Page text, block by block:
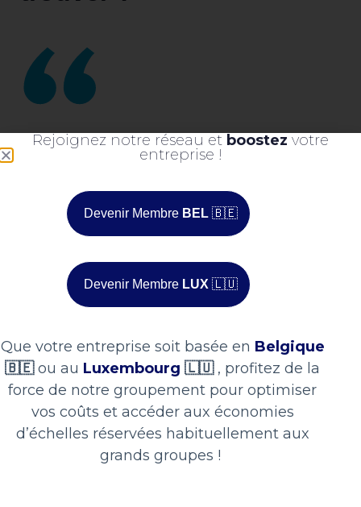
Nous avons déjà
commencé à créer des
liens utiles et nous
sommes convaincus que
ce partenariat s’inscrira
Nous voyons dans Widoounlevier puissantpour accélérer
notredéveloppement. Le premier avantage concret est la
mutualisation des achats, qui nous permet de proposer à
Rejoignez notre réseau et boostez votre
entreprise !
Devenir Membre BEL🇧🇪
Devenir Membre LUX🇱🇺
Que votre entreprise soit basée en Belgique
🇧🇪ou au Luxembourg 🇱🇺, profitez de la
force de notre groupement pour optimiser
vos coûts et accéder aux économies
d’échelles réservées habituellement aux
grands groupes !